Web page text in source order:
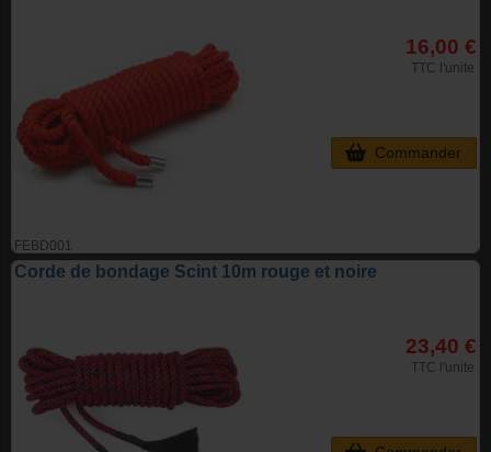
FEBD001
16,00 €
TTC l'unite
Commander
Corde de bondage Scint 10m rouge et noire
23,40 €
TTC l'unite